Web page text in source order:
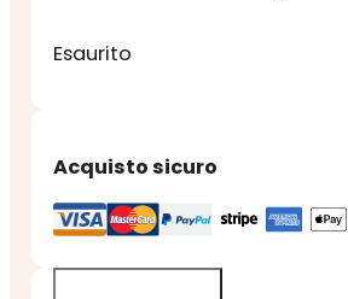
Esaurito
Acquisto sicuro